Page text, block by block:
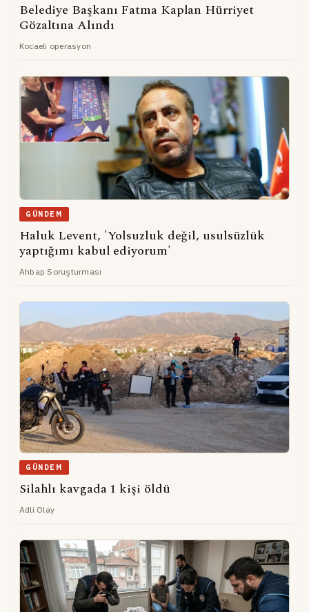
Belediye Başkanı Fatma Kaplan Hürriyet
Gözaltına Alındı
Kocaeli operasyon
GÜNDEM
Haluk Levent, 'Yolsuzluk değil, usulsüzlük
yaptığımı kabul ediyorum'
Ahbap Soruşturması
GÜNDEM
Silahlı kavgada 1 kişi öldü
Adli Olay